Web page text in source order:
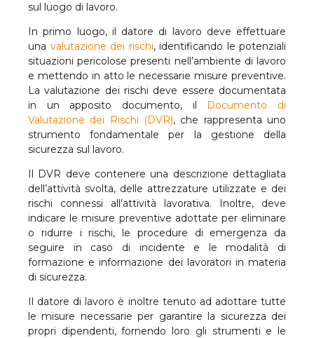
sul luogo di lavoro.
In primo luogo, il datore di lavoro deve effettuare
una valutazione dei rischi, identificando le potenziali
situazioni pericolose presenti nell’ambiente di lavoro
e mettendo in atto le necessarie misure preventive.
La valutazione dei rischi deve essere documentata
in un apposito documento, il Documento di
Valutazione dei Rischi (DVR), che rappresenta uno
strumento fondamentale per la gestione della
sicurezza sul lavoro.
Il DVR deve contenere una descrizione dettagliata
dell’attività svolta, delle attrezzature utilizzate e dei
rischi connessi all’attività lavorativa. Inoltre, deve
indicare le misure preventive adottate per eliminare
o ridurre i rischi, le procedure di emergenza da
seguire in caso di incidente e le modalità di
formazione e informazione dei lavoratori in materia
di sicurezza.
Il datore di lavoro è inoltre tenuto ad adottare tutte
le misure necessarie per garantire la sicurezza dei
propri dipendenti, fornendo loro gli strumenti e le